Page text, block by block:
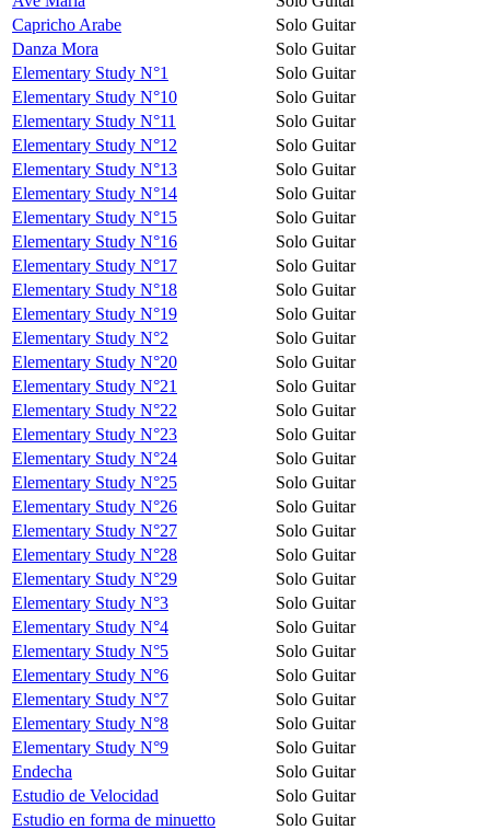
Capricho Arabe
Solo Guitar
Danza Mora
Solo Guitar
Elementary Study N°1
Solo Guitar
Elementary Study N°10
Solo Guitar
Elementary Study N°11
Solo Guitar
Elementary Study N°12
Solo Guitar
Elementary Study N°13
Solo Guitar
Elementary Study N°14
Solo Guitar
Elementary Study N°15
Solo Guitar
Elementary Study N°16
Solo Guitar
Elementary Study N°17
Solo Guitar
Elementary Study N°18
Solo Guitar
Elementary Study N°19
Solo Guitar
Elementary Study N°2
Solo Guitar
Elementary Study N°20
Solo Guitar
Elementary Study N°21
Solo Guitar
Elementary Study N°22
Solo Guitar
Elementary Study N°23
Solo Guitar
Elementary Study N°24
Solo Guitar
Elementary Study N°25
Solo Guitar
Elementary Study N°26
Solo Guitar
Elementary Study N°27
Solo Guitar
Elementary Study N°28
Solo Guitar
Elementary Study N°29
Solo Guitar
Elementary Study N°3
Solo Guitar
Elementary Study N°4
Solo Guitar
Elementary Study N°5
Solo Guitar
Elementary Study N°6
Solo Guitar
Elementary Study N°7
Solo Guitar
Elementary Study N°8
Solo Guitar
Elementary Study N°9
Solo Guitar
Endecha
Solo Guitar
Estudio de Velocidad
Solo Guitar
Estudio en forma de minuetto
Solo Guitar